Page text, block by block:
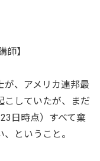
師】
が、アメリカ連邦最
こしていたが、まだ
日時点）すべて棄
ということ。